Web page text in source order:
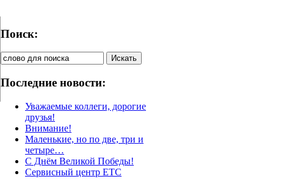
Поиск:
Последние новости:
Уважаемые коллеги, дорогие
друзья!
Внимание!
Маленькие, но по две, три и
четыре…
С Днём Великой Победы!
Сервисный центр ETC